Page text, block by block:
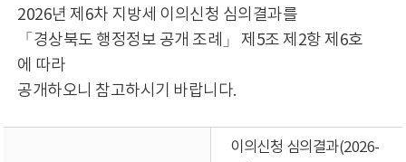
2026년 제6차 지방세 이의신청 심의결과를
「경상북도 행정정보 공개 조례」 제5조 제2항 제6호
에 따라
공개하오니 참고하시기 바랍니다.
이의신청 심의결과(2026-